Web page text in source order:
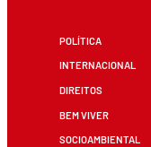
POLÍTICA
INTERNACIONAL
DIREITOS
BEM VIVER
SOCIOAMBIENTAL